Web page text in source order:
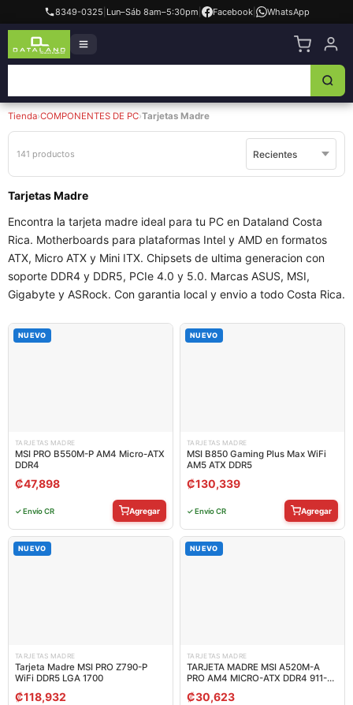
8349-0325 Lun–Sáb 8am–5:30pm Facebook| WhatsApp
Tienda›COMPONENTES DE PC›Tarjetas Madre
141 productos
Tarjetas Madre
Encontra la tarjeta madre ideal para tu PC en Dataland Costa
Rica. Motherboards para plataformas Intel y AMD en formatos
ATX, Micro ATX y Mini ITX. Chipsets de ultima generacion con
soporte DDR4 y DDR5, PCIe 4.0 y 5.0. Marcas ASUS, MSI,
Gigabyte y ASRock. Con garantia local y envio a todo Costa Rica.
NUEVO
TARJETAS MADRE
MSI PRO B550M-P AM4 Micro-ATX
DDR4
₡47,898
✓ Envío CR Agregar
NUEVO
TARJETAS MADRE
MSI B850 Gaming Plus Max WiFi
AM5 ATX DDR5
₡130,339
✓ Envío CR Agregar
NUEVO
TARJETAS MADRE
Tarjeta Madre MSI PRO Z790-P
WiFi DDR5 LGA 1700
₡118,932
NUEVO
TARJETAS MADRE
TARJETA MADRE MSI A520M-A
PRO AM4 MICRO-ATX DDR4 911-
7C96-034
₡30,623